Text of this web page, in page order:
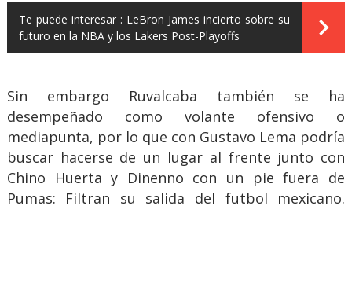
Te puede interesar : LeBron James incierto sobre su
futuro en la NBA y los Lakers Post-Playoffs
Sin embargo Ruvalcaba también se ha
desempeñado como volante ofensivo o
mediapunta, por lo que con Gustavo Lema podría
buscar hacerse de un lugar al frente junto con
Chino Huerta y Dinenno con un pie fuera de
Pumas: Filtran su salida del futbol mexicano.